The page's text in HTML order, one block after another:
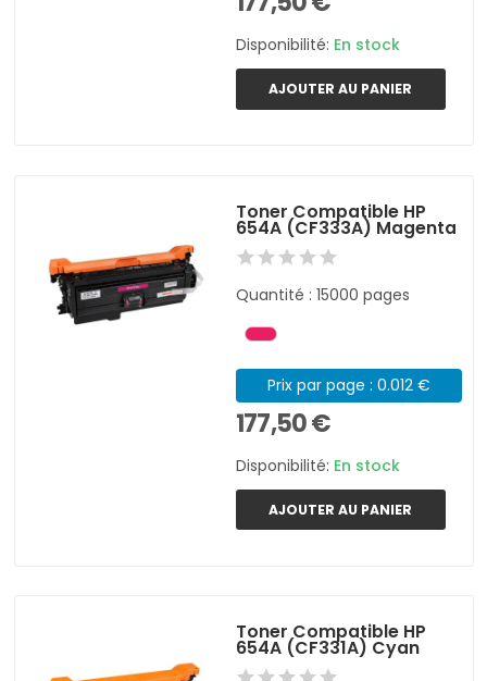
Disponibilité: En stock
AJOUTER AU PANIER
Toner Compatible HP
654A (CF333A) Magenta
Quantité : 15000 pages
Prix par page : 0.012 €
177,50 €
Disponibilité: En stock
AJOUTER AU PANIER
Toner Compatible HP
654A (CF331A) Cyan